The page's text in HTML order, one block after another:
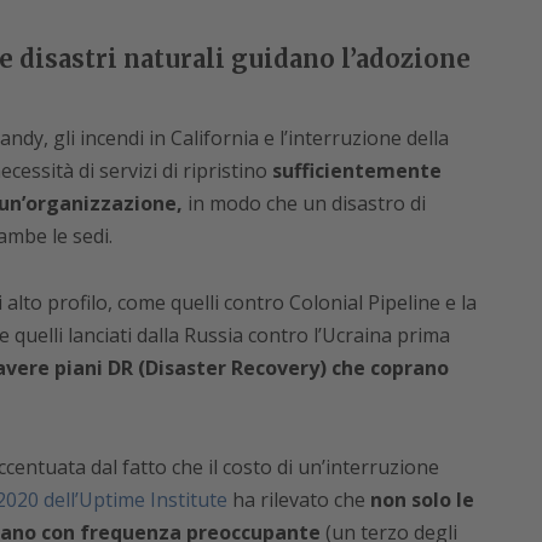
disastri naturali guidano l’adozione
gli incendi in California e l’interruzione della
di servizi di ripristino sufficientemente
in modo che un disastro di
le sedi.
profilo, come quelli contro Colonial Pipeline e la
quelli lanciati dalla Russia contro l’Ucraina prima
piani DR (Disaster Recovery) che coprano
dal fatto che il costo di un’interruzione
dell’Uptime Institute ha rilevato che non solo le
con frequenza preoccupante (un terzo degli